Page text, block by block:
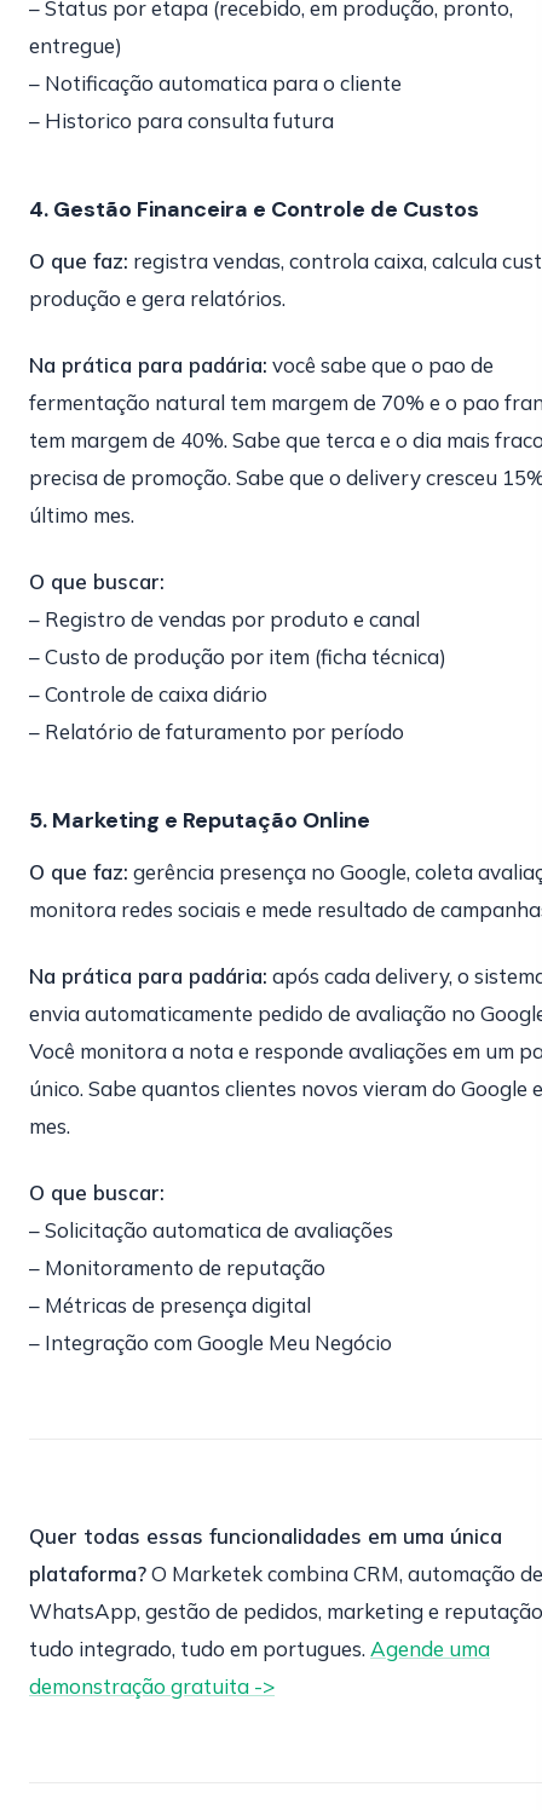
– Status por etapa (recebido, em produção, pronto,
entregue)
– Notificação automatica para o cliente
– Historico para consulta futura
4. Gestão Financeira e Controle de Custos
O que faz: registra vendas, controla caixa, calcula
produção e gera relatórios.
Na prática para padária: você sabe que o pao de
fermentação natural tem margem de 70% e o pao
tem margem de 40%. Sabe que terca e o dia mais
precisa de promoção. Sabe que o delivery cresceu
último mes.
O que buscar:
– Registro de vendas por produto e canal
– Custo de produção por item (ficha técnica)
– Controle de caixa diário
– Relatório de faturamento por período
5. Marketing e Reputação Online
O que faz: gerência presença no Google, coleta
monitora redes sociais e mede resultado de
Na prática para padária: após cada delivery, o
envia automaticamente pedido de avaliação no
Você monitora a nota e responde avaliações em um
único. Sabe quantos clientes novos vieram do Google
mes.
O que buscar:
– Solicitação automatica de avaliações
– Monitoramento de reputação
– Métricas de presença digital
– Integração com Google Meu Negócio
Quer todas essas funcionalidades em uma única
plataforma?O Marketek combina CRM, automação de
WhatsApp, gestão de pedidos, marketing e
tudo integrado, tudo em portugues. Agende uma
demonstração gratuita ->